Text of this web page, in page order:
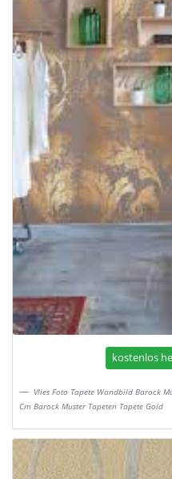
kostenlos
Vlies Foto Tapete Wandbild Barock
Cm Barock Muster Tapeten Tapete Gold